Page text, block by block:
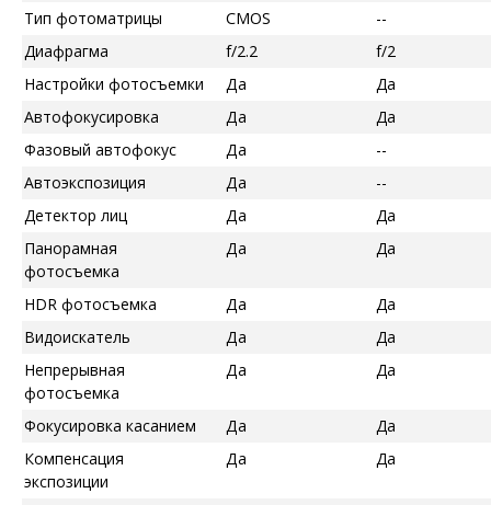
Тип фотоматрицы
CMOS
--
Диафрагма
f/2.2
f/2
Настройки фотосъемки
Да
Да
Автофокусировка
Да
Да
Фазовый автофокус
Да
--
Автоэкспозиция
Да
--
Детектор лиц
Да
Да
Панорамная
фотосъемка
Да Да
HDR фотосъемка Да
Да
Видоискатель
Да
Да
Непрерывная
фотосъемка
Да Да
Фокусировка касанием Да
Да
Компенсация
экспозиции
Да Да